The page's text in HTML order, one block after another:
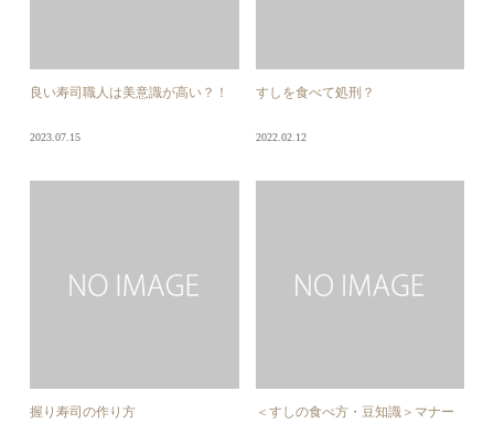
良い寿司職人は美意識が高い？！
2023.07.15
すしを食べて処刑？
2022.02.12
握り寿司の作り方
＜すしの食べ方・豆知識＞マナー